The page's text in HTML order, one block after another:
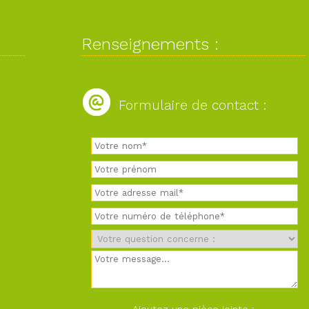
Renseignements :
Formulaire de contact :